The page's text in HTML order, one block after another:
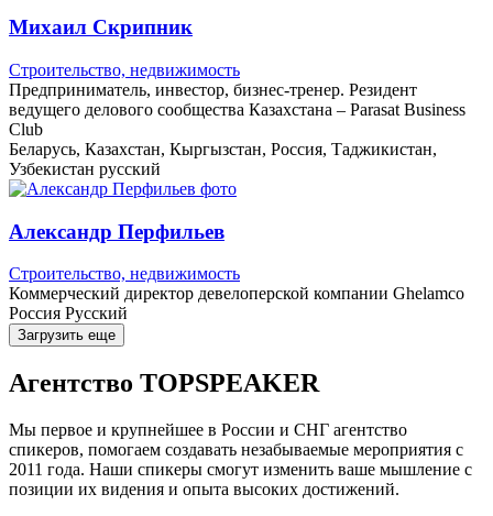
Михаил Скрипник
Строительство, недвижимость
Предприниматель, инвестор, бизнес-тренер. Резидент
ведущего делового сообщества Казахстана – Parasat Business
Club
Беларусь, Казахстан, Кыргызстан, Россия, Таджикистан,
Узбекистан русский
Александр Перфильев
Строительство, недвижимость
Коммерческий директор девелоперской компании Ghelamco
Россия Русский
Загрузить еще
Агентство TOPSPEAKER
Мы первое и крупнейшее в России и СНГ агентство
спикеров, помогаем создавать незабываемые мероприятия с
2011 года. Наши спикеры смогут изменить ваше мышление с
позиции их видения и опыта высоких достижений.